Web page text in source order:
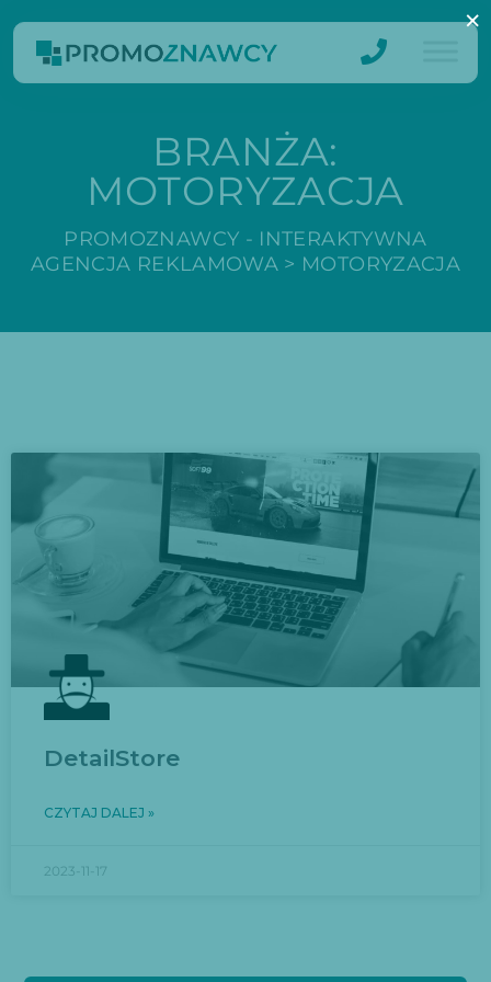
BRANŻA:
MOTORYZACJA
PROMOZNAWCY - INTERAKTYWNA
AGENCJA REKLAMOWA > MOTORYZACJA
DetailStore
CZYTAJ DALEJ »
2023-11-17
×